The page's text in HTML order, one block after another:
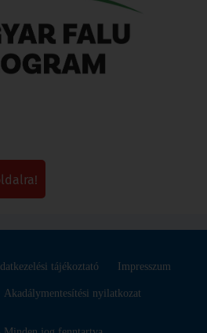
tájékoztató Impresszum
Akadálymentesítési nyilatkozat